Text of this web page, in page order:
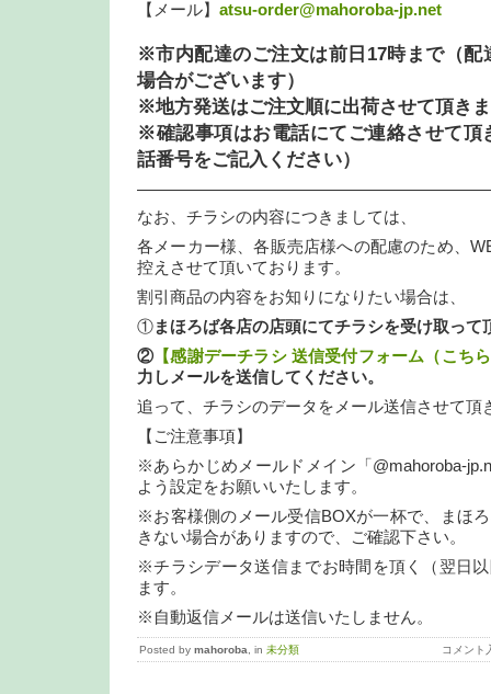
【メール】 atsu-order@mahoroba-jp.net
※市内配達のご注文は前日17時まで（配
場合がございます）
※地方発送はご注文順に出荷させて頂き
※確認事項はお電話にてご連絡させて頂
話番号をご記入ください）
なお、チラシの内容につきましては、
各メーカー様、各販売店様への配慮のため、
控えさせて頂いております。
割引商品の内容をお知りになりたい場合は、
①まほろば各店の店頭にてチラシを受け取って
② 【感謝デーチラシ 送信受付フォーム（こち
力しメールを送信してください。
追って、チラシのデータをメール送信させて頂
【ご注意事項】
※あらかじめメールドメイン「@mahoroba-
よう設定をお願いいたします。
※お客様側のメール受信BOXが一杯で、まほ
きない場合がありますので、ご確認下さい。
※チラシデータ送信までお時間を頂く（翌日
ます。
※自動返信メールは送信いたしません。
Posted by mahoroba, in 未分類 コメント